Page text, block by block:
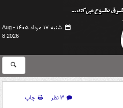
شنبه ۱۷ مرداد ۱۴۰۵ -
Aug
8 2026
۳ نظر
چاپ